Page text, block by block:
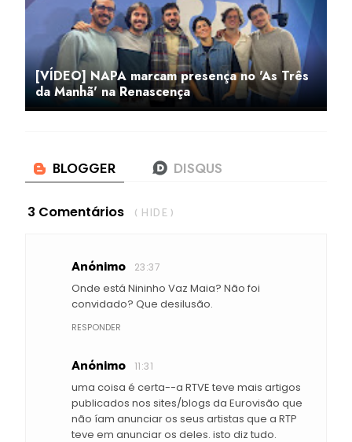
[VÍDEO] NAPA marcam presença no 'As Três
da Manhã' na Renascença
3 Comentários ( HIDE )
Anónimo 23:37
Onde está Nininho Vaz Maia? Não foi
convidado? Que desilusão.
RESPONDER
Anónimo 11:31
uma coisa é certa--a RTVE teve mais artigos
publicados nos sites/blogs da Eurovisão que
não íam anunciar os seus artistas que a RTP
teve em anunciar os deles. isto diz tudo.